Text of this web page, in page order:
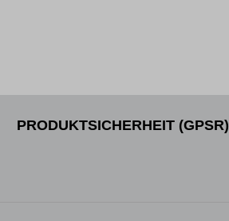
PRODUKTSICHERHEIT (GPSR)